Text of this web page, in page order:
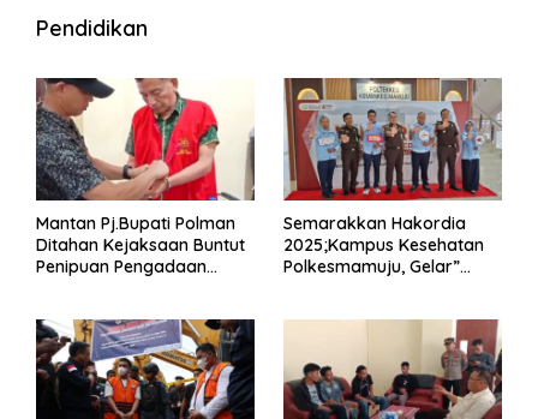
Pendidikan
Mantan Pj.Bupati Polman
Ditahan Kejaksaan Buntut
Penipuan Pengadaan
Semarakkan Hakordia
2025;Kampus Kesehatan
Polkesmamuju, Gelar”